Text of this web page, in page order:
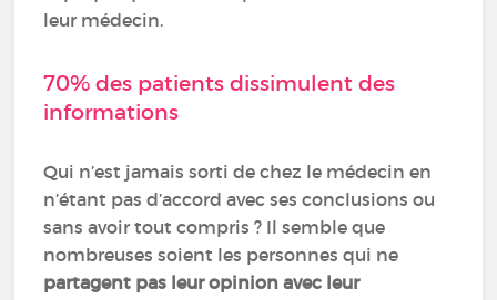
leur médecin.
70% des patients dissimulent des
informations
Qui n’est jamais sorti de chez le médecin en
n’étant pas d’accord avec ses conclusions ou
sans avoir tout compris ? Il semble que
nombreuses soient les personnes qui ne
partagent pas leur opinion avec leur